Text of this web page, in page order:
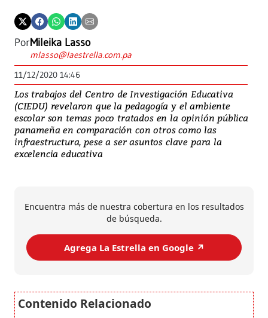
PorMileika Lasso
mlasso@laestrella.com.pa
11/12/2020 14:46
Los trabajos del Centro de Investigación Educativa
(CIEDU) revelaron que la pedagogía y el ambiente
escolar son temas poco tratados en la opinión pública
panameña en comparación con otros como las
infraestructura, pese a ser asuntos clave para la
excelencia educativa
Encuentra más de nuestra cobertura en los resultados
de búsqueda.
Agrega La Estrella en Google ↗️